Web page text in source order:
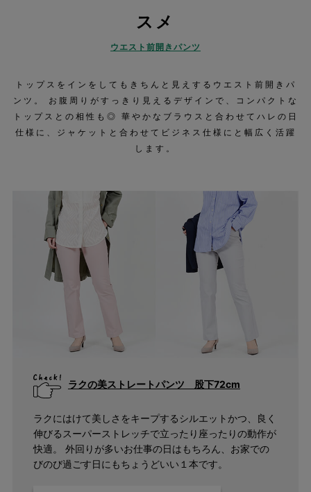
スメ
ウエスト前開きパンツ
トップスをインをしてもきちんと見えするウエスト前開きパ
ンツ。 お腹周りがすっきり見えるデザインで、コンパクトな
トップスとの相性も◎ 華やかなブラウスと合わせてハレの日
仕様に、ジャケットと合わせてビジネス仕様にと幅広く活躍
します。
ラクの美ストレートパンツ 股下72cm
ラクにはけて美しさをキープするシルエットかつ、良く
伸びるスーパーストレッチで立ったり座ったりの動作が
快適。 外回りが多いお仕事の日はもちろん、お家での
びのび過ごす日にもちょうどいい１本です。